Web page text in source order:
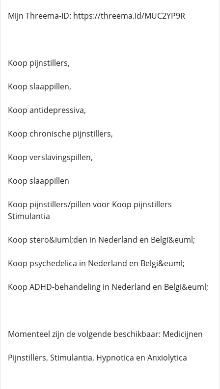
Mijn Threema-ID: https://threema.id/MUC2YP9R
Koop pijnstillers,
Koop slaappillen,
Koop antidepressiva,
Koop chronische pijnstillers,
Koop verslavingspillen,
Koop slaappillen
Koop pijnstillers/pillen voor Koop pijnstillers
Stimulantia
Koop stero&iuml;den in Nederland en Belgi&euml;
Koop psychedelica in Nederland en Belgi&euml;
Koop ADHD-behandeling in Nederland en Belgi&euml;
Momenteel zijn de volgende beschikbaar: Medicijnen
Pijnstillers, Stimulantia, Hypnotica en Anxiolytica